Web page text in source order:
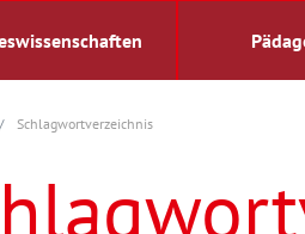
Wirtschaftspädagogik
Schlagwortverzeichnis